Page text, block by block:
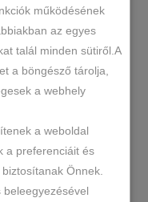
TESZEM
Műbőr papucs
működésének
az egyes
talál minden sütiről.A
a böngésző tárolja,
a webhely
a weboldal
a preferenciáit és
Önnek.